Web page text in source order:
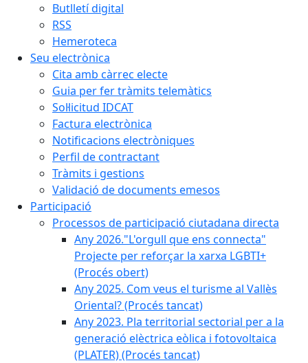
Butlletí digital
RSS
Hemeroteca
Seu electrònica
Cita amb càrrec electe
Guia per fer tràmits telemàtics
Sol·licitud IDCAT
Factura electrònica
Notificacions electròniques
Perfil de contractant
Tràmits i gestions
Validació de documents emesos
Participació
Processos de participació ciutadana directa
Any 2026."L'orgull que ens connecta"
Projecte per reforçar la xarxa LGBTI+
(Procés obert)
Any 2025. Com veus el turisme al Vallès
Oriental? (Procés tancat)
Any 2023. Pla territorial sectorial per a la
generació elèctrica eòlica i fotovoltaica
(PLATER) (Procés tancat)